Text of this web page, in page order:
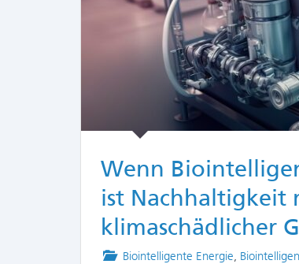
Wenn
ist Nachhaltigkeit
klimaschädlicher
Posted
Biointelligente Energie,